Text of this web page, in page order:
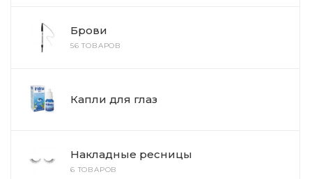
Брови
56 ТОВАРОВ
Капли для глаз
Накладные ресницы
6 ТОВАРОВ